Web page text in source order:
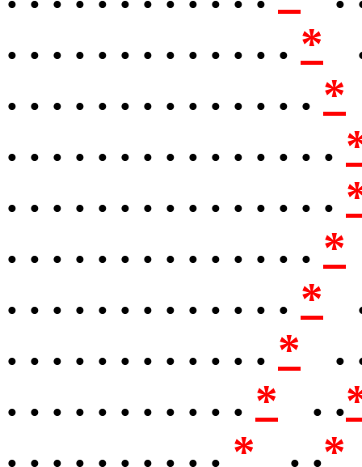
. . . . . . . . . . . . . *
. . . . . . . . . . . . . . *
. . . . . . . . . . . . . . .
. . . . . . . . . . . . . . .
. . . . . . . . . . . . . . *
. . . . . . . . . . . . . *
. . . . . . . . . . . . * .
. . . . . . . . . . . * . .
. . . . . . . . . . * . .*